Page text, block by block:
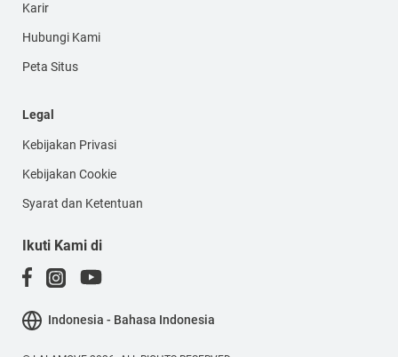
Karir
Hubungi Kami
Peta Situs
Legal
Kebijakan Privasi
Kebijakan Cookie
Syarat dan Ketentuan
Ikuti Kami di
Indonesia - Bahasa Indonesia